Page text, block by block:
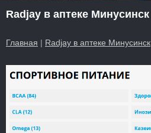
Radjay в аптеке Минусинск
Главная | Radjay в аптеке Минусинск